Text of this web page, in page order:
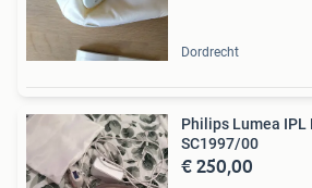
Dordrecht
Philips Lumea
SC1997/00
€ 250,00